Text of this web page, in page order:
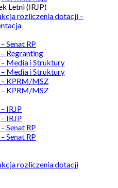
Letni (IRJP)
rozliczenia dotacji –
Senat RP
Regranting
Media i Struktury
Media i Struktury
KPRM/MSZ
KPRM/MSZ
IRJP
IRJP
Senat RP
Senat RP
rozliczenia dotacji